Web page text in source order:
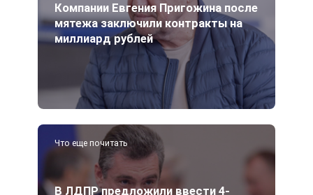
Компании Евгения Пригожина после
мятежа заключили контракты на
миллиард рублей
Что еще почитать
В ЛДПР предложили ввести 4-